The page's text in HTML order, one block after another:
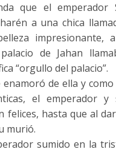
que el emperador
a una chica
impresionante,
de Jahan
“orgullo del palacio”.
enamoró de ella y
el emperador y
felices, hasta que al
murió.
sumido en la